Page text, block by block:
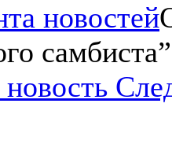
новостей